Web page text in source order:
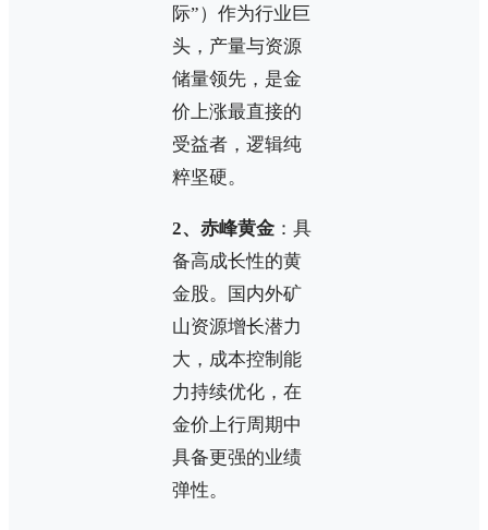
际”）作为行业巨
头，产量与资源
储量领先，是金
价上涨最直接的
受益者，逻辑纯
粹坚硬。
2、赤峰黄金 ：具
备高成长性的黄
金股。国内外矿
山资源增长潜力
大，成本控制能
力持续优化，在
金价上行周期中
具备更强的业绩
弹性。